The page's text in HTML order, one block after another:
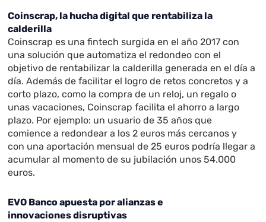
Coinscrap, la hucha digital que rentabiliza la
calderilla
Coinscrap es una fintech surgida en el año 2017 con
una solución que automatiza el redondeo con el
objetivo de rentabilizar la calderilla generada en el día a
día. Además de facilitar el logro de retos concretos y a
corto plazo, como la compra de un reloj, un regalo o
unas vacaciones, Coinscrap facilita el ahorro a largo
plazo. Por ejemplo: un usuario de 35 años que
comience a redondear a los 2 euros más cercanos y
con una aportación mensual de 25 euros podría llegar a
acumular al momento de su jubilación unos 54.000
euros.
EVO Banco apuesta por alianzas e
innovaciones disruptivas